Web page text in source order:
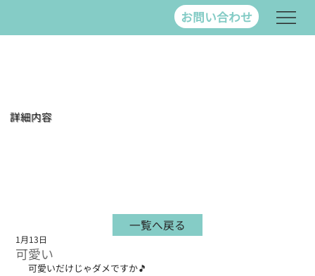
お問い合わせ
詳細内容
可愛い
1月13日
可愛いだけじゃダメですか🎵
一覧へ戻る